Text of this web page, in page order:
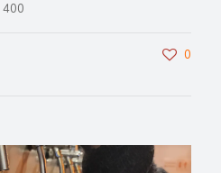
400
0